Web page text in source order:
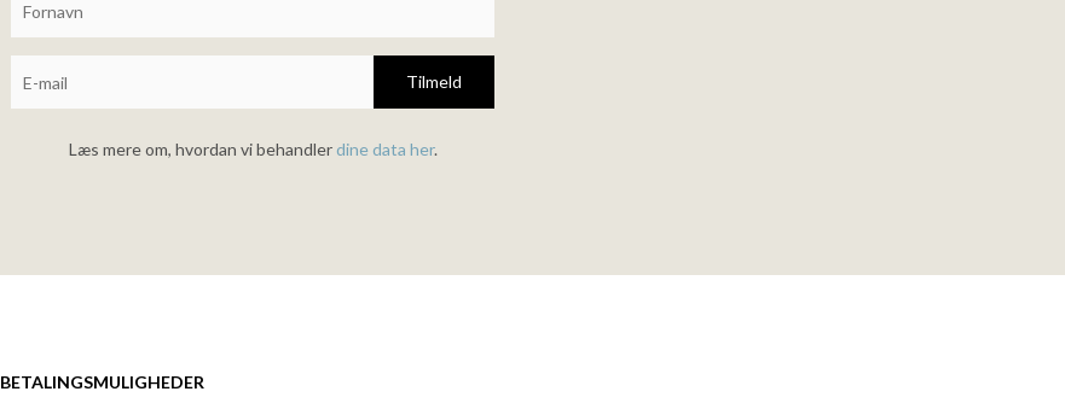
Tilmeld
Læs mere om, hvordan vi behandlerdine data her.
BETALINGSMULIGHEDER